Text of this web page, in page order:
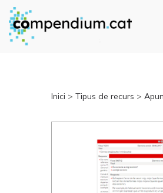
Inici > Tipus de recurs >